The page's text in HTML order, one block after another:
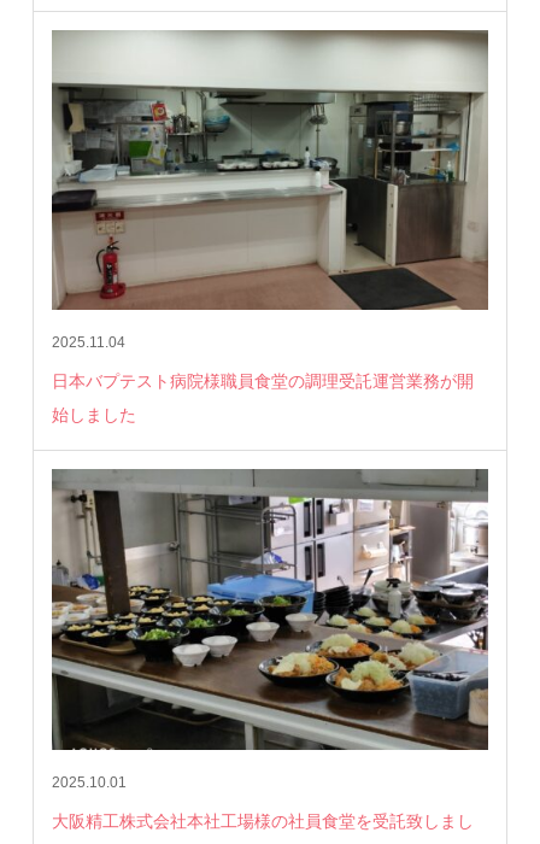
2025.11.04
日本バプテスト病院様職員食堂の調理受託運営業務が開
始しました
2025.10.01
大阪精工株式会社本社工場様の社員食堂を受託致しまし